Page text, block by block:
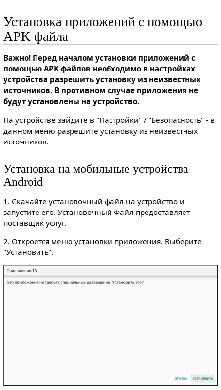
Установка приложений с помощью
APK файла
Важно! Перед началом установки приложений с
помощью APK файлов необходимо в настройках
устройства разрешить установку из неизвестных
источников. В противном случае приложения не
будут установлены на устройство.
На устройстве зайдите в "Настройки" / "Безопасность" - в
данном меню разрешите установку из неизвестных
источников.
Установка на мобильные устройства
Android
1. Скачайте установочный файл на устройство и
запустите его. Установочный Файл предоставляет
поставщик услуг.
2. Откроется меню установки приложения. Выберите
"Установить".